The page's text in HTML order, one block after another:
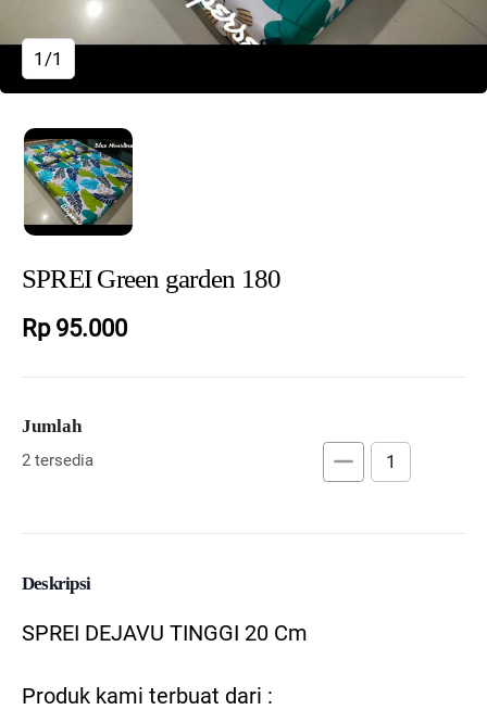
1/1
SPREI Green garden 180
Rp 95.000
Jumlah
remove
2 tersedia
Deskripsi
SPREI DEJAVU TINGGI 20 Cm
Produk kami terbuat dari :